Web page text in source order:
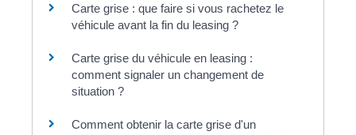
Carte grise : que faire si vous rachetez le
véhicule avant la fin du leasing ?
Carte grise du véhicule en leasing :
comment signaler un changement de
situation ?
Comment obtenir la carte grise d'un